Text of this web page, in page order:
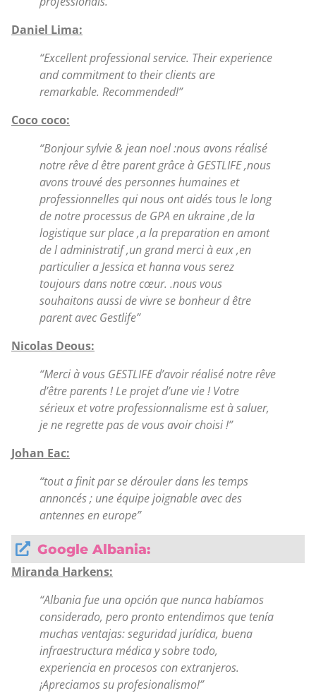
Daniel Lima:
“Excellent professional service. Their experience
and commitment to their clients are
remarkable. Recommended!”
Coco coco:
“Bonjour sylvie & jean noel :nous avons réalisé
notre rêve d être parent grâce à GESTLIFE ,nous
avons trouvé des personnes humaines et
professionnelles qui nous ont aidés tous le long
de notre processus de GPA en ukraine ,de la
logistique sur place ,a la preparation en amont
de l administratif ,un grand merci à eux ,en
particulier a Jessica et hanna vous serez
toujours dans notre cœur. .nous vous
souhaitons aussi de vivre se bonheur d être
parent avec Gestlife”
Nicolas Deous:
“Merci à vous GESTLIFE d’avoir réalisé notre rêve
d’être parents ! Le projet d’une vie ! Votre
sérieux et votre professionnalisme est à saluer,
je ne regrette pas de vous avoir choisi !”
Johan Eac:
“tout a finit par se dérouler dans les temps
annoncés ; une équipe joignable avec des
antennes en europe”
Google Albania:
Miranda Harkens:
“Albania fue una opción que nunca habíamos
considerado, pero pronto entendimos que tenía
muchas ventajas: seguridad jurídica, buena
infraestructura médica y sobre todo,
experiencia en procesos con extranjeros.
¡Apreciamos su profesionalismo!”